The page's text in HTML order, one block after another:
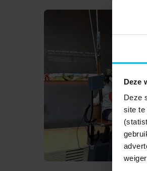
Deze
Deze
site te